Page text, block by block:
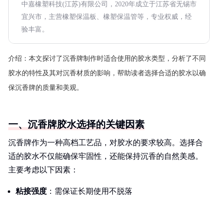
中嘉橡塑科技(江苏)有限公司，2020年成立于江苏省无锡市
宜兴市，主营橡塑保温板、橡塑保温管等，专业权威，经
验丰富。
介绍： 本文探讨了沉香牌制作时适合使用的胶水类型，分析了不同
胶水的特性及其对沉香材质的影响，帮助读者选择合适的胶水以确
保沉香牌的质量和美观。
一、沉香牌胶水选择的关键因素
沉香牌作为一种高档工艺品，对胶水的要求较高。选择合
适的胶水不仅能确保牢固性，还能保持沉香的自然美感。
主要考虑以下因素：
粘接强度 ：需保证长期使用不脱落